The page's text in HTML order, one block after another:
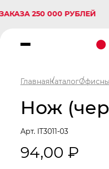
250 000 РУБЛЕЙ
ГлавнаяКаталог
Нож
Арт. IT3011-03
94,00 ₽